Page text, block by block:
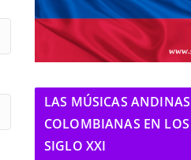
LAS MÚSICAS ANDINAS
COLOMBIANAS EN
SIGLO XXI